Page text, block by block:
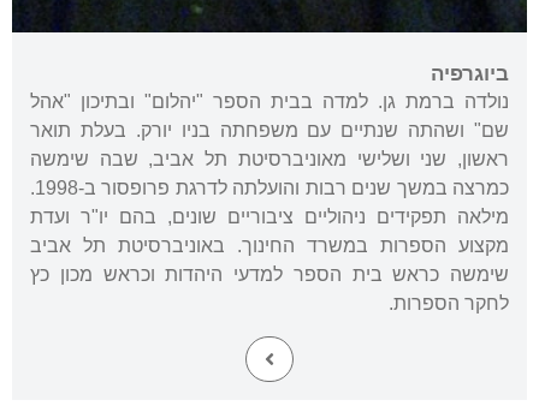
ביוגרפיה
נולדה ברמת גן. למדה בבית הספר "יהלום" ובתיכון "אהל
שם" ושהתה שנתיים עם משפחתה בניו יורק. בעלת תואר
ראשון, שני ושלישי מאוניברסיטת תל אביב, שבה שימשה
כמרצה במשך שנים רבות והועלתה לדרגת פרופסור ב-1998.
מילאה תפקידים ניהוליים ציבוריים שונים, בהם יו"ר ועדת
מקצוע הספרות במשרד החינוך. באוניברסיטת תל אביב
שימשה כראש בית הספר למדעי היהדות וכראש מכון כץ
לחקר הספרות.